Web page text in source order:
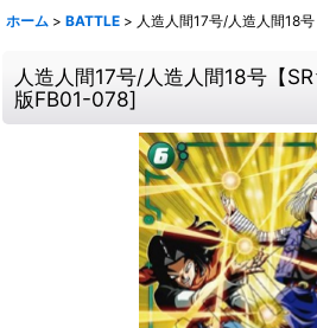
ホーム > BATTLE > 人造人間17号/人造人間18
人造人間17号/人造人間18号【
版FB01-078]